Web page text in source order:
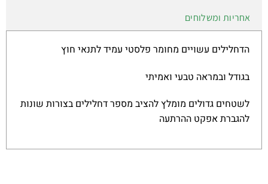
אחריות ומשלוחים
הדחלילים עשויים מחומר פלסטי עמיד לתנאי חוץ
בגודל ובמראה טבעי ואמיתי
לשטחים גדולים מומלץ להציב מספר דחלילים בצורות שונות
להגברת אפקט ההרתעה